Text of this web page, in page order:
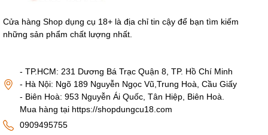
Tùy chỉnh theo ý muốn
thoải mái điều chỉnh để đạt được khoái cảm mong
muốn, phù hợp với từng tâm trạng.
An toàn và dễ vệ sinh
Sản phẩm dễ dàng tháo rời và vệ sinh sau mỗi lần
Cửa hàng Shop dụng cụ 18+ là địa chỉ tin cậy để bạn tìm kiếm
những sản phẩm chất lượng nhất.
- TP.HCM: 231 Dương Bá Trạc Quận 8, TP. Hồ Chí Minh
- Hà Nội: Ngõ 189 Nguyễn Ngọc Vũ,Trung Hoà, Cầu Giấy
- Biên Hoà: 953 Nguyễn Ái Quốc, Tân Hiệp, Biên Hoà.
Mua hàng tại https://shopdungcu18.com
0909495755